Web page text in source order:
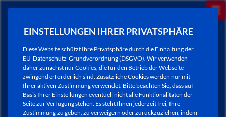
EINSTELLUNGEN IHRER PRIVATSPHÄRE
Diese Website schützt Ihre Privatsphäre durch die Einhaltung der
EU-Datenschutz-Grundverordnung (DSGVO). Wir verwenden
daher zunächst nur Cookies, die für den Betrieb der Webseite
zwingend erforderlich sind. Zusätzliche Cookies werden nur mit
Ihrer aktiven Zustimmung verwendet. Bitte beachten Sie, dass auf
Basis Ihrer Einstellungen eventuell nicht alle Funktionalitäten der
Seite zur Verfügung stehen. Es steht Ihnen jederzeit frei, Ihre
Zustimmung zu geben, zu verweigern oder zurückzuziehen, indem